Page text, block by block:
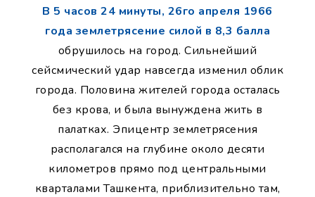
В 5 часов 24 минуты, 26го апреля 1966
года землетрясение силой в 8,3 балла
обрушилось на город. Сильнейший
сейсмический удар навсегда изменил облик
города. Половина жителей города осталась
без крова, и была вынуждена жить в
палатках. Эпицентр землетрясения
располагался на глубине около десяти
километров прямо под центральными
кварталами Ташкента, приблизительно там,